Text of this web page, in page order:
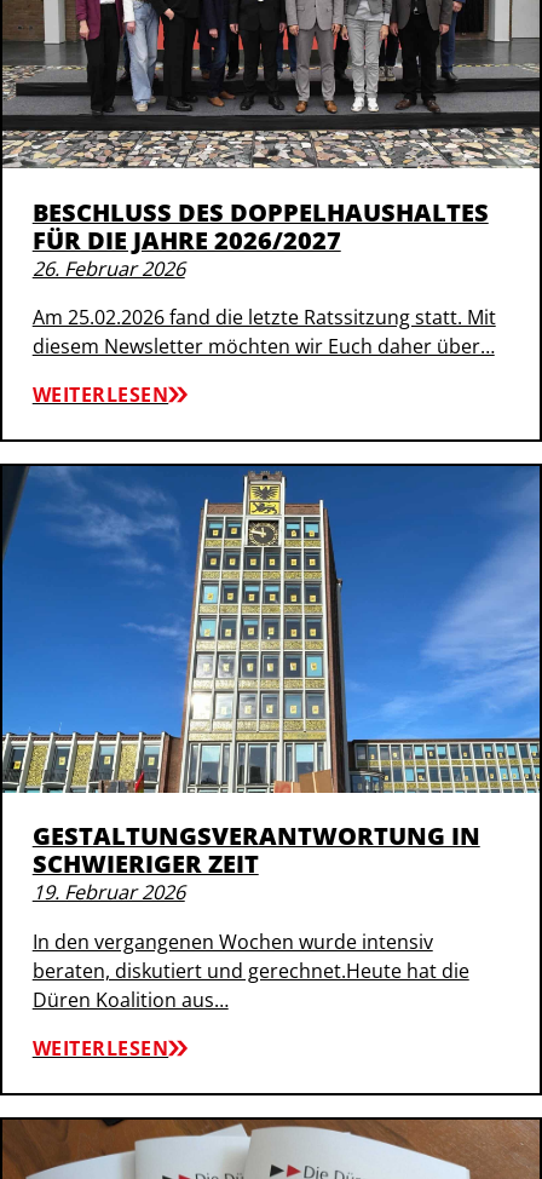
BESCHLUSS DES DOPPELHAUSHALTES
FÜR DIE JAHRE 2026/2027
26. Februar 2026
Am 25.02.2026 fand die letzte Ratssitzung statt. Mit
diesem Newsletter möchten wir Euch daher über…
WEITERLESEN
GESTALTUNGSVERANTWORTUNG IN
SCHWIERIGER ZEIT
19. Februar 2026
In den vergangenen Wochen wurde intensiv
beraten, diskutiert und gerechnet.Heute hat die
Düren Koalition aus…
WEITERLESEN